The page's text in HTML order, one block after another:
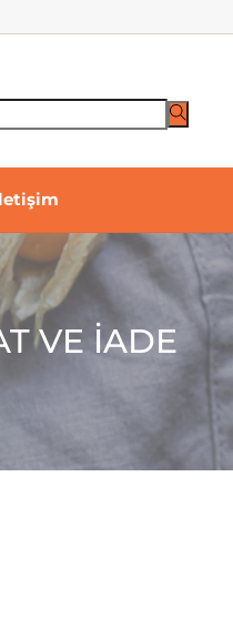
VE İADE